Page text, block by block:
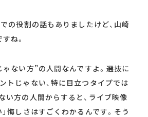
での役割の話もありましたけど、山崎
ね。
ゃない方”の人間なんですよ。選抜に
トじゃない、特に目立つタイプでは
い方の人間からすると、ライブ映像
」悔しさはすごくわかるんです。そう